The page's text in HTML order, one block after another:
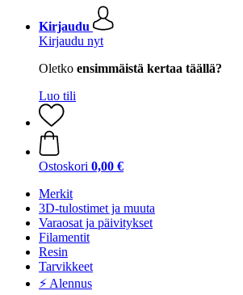
Kirjaudu
Kirjaudu nyt
Oletko ensimmäistä kertaa täällä?
Luo tili
Ostoskori 0,00 €
Merkit
3D-tulostimet ja muuta
Varaosat ja päivitykset
Filamentit
Resin
Tarvikkeet
⚡ Alennus